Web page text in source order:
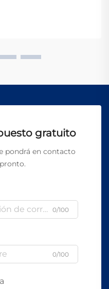
sistemas láser pulsados
de los láseres de
gratuito
pondrá en contacto
0/100
0/100